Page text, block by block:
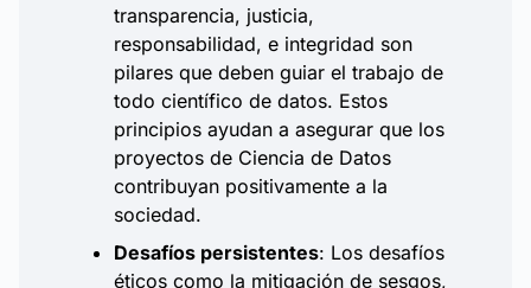
transparencia, justicia,
responsabilidad, e integridad son
pilares que deben guiar el trabajo de
todo científico de datos. Estos
principios ayudan a asegurar que los
proyectos de Ciencia de Datos
contribuyan positivamente a la
sociedad.
Desafíos persistentes: Los desafíos
éticos como la mitigación de sesgos,